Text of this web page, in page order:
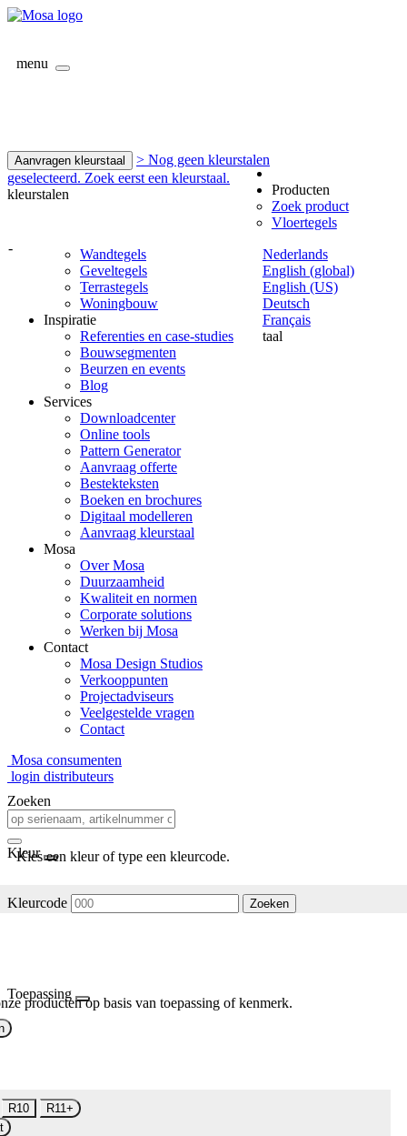
menu
Aanvragen kleurstaal
> Nog geen kleurstalen
geselecteerd. Zoek eerst een kleurstaal.
kleurstalen
-
Nederlands
English (global)
English (US)
Deutsch
Français
taal
Producten
Zoek product
Vloertegels
Wandtegels
Geveltegels
Terrastegels
Woningbouw
Inspiratie
Referenties en case-studies
Bouwsegmenten
Beurzen en events
Blog
Services
Downloadcenter
Online tools
Pattern Generator
Aanvraag offerte
Bestekteksten
Boeken en brochures
Digitaal modelleren
Aanvraag kleurstaal
Mosa
Over Mosa
Duurzaamheid
Kwaliteit en normen
Corporate solutions
Werken bij Mosa
Contact
Mosa Design Studios
Verkooppunten
Projectadviseurs
Veelgestelde vragen
Contact
Mosa consumenten
login distributeurs
Zoeken
Kleur
Kies een kleur of type een kleurcode.
Kleurcode Zoeken
Toepassing
producten op basis van toepassing of kenmerk.
R10
R11+